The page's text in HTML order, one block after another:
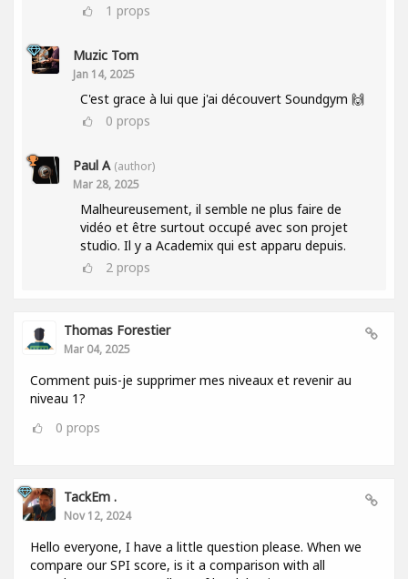
1 props
Muzic Tom
Jan 14, 2025
C'est grace à lui que j'ai découvert Soundgym 🙌
0 props
Paul A (author)
Mar 28, 2025
Malheureusement, il semble ne plus faire de
vidéo et être surtout occupé avec son projet
studio. Il y a Academix qui est apparu depuis.
2 props
Thomas Forestier
Mar 04, 2025
Comment puis-je supprimer mes niveaux et revenir au
niveau 1?
0 props
TackEm .
Nov 12, 2024
Hello everyone, I have a little question please. When we
compare our SPI score, is it a comparison with all